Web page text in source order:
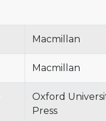
Macmillan
Macmillan
Oxford
Press